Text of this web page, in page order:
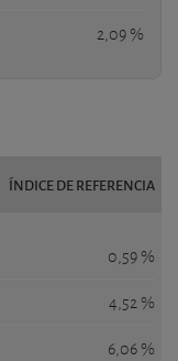
2,09 %
ÍNDICE DE REFERENCIA
0,59 %
4,52 %
6,06 %